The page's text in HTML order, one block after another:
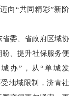
向“共同精彩”新阶
委、省政府区域协
、提升社保服务便
办”，从“单城发
地域限制，济青社